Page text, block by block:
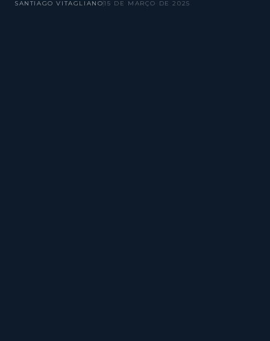
SANTIAGO VITAGLIANO15 DE MARÇO DE 2025